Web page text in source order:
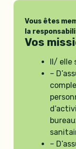
Vous êtes
la
Vos
Il/ elle
–
–